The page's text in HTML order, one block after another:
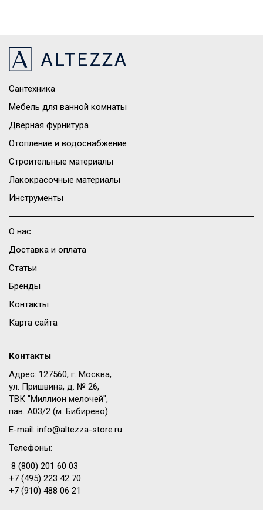
Сантехника
Мебель для ванной комнаты
Дверная фурнитура
Отопление и водоснабжение
Строительные материалы
Лакокрасочные материалы
Инструменты
О нас
Доставка и оплата
Статьи
Бренды
Контакты
Карта сайта
Контакты
Адрес: 127560, г. Москва,
ул. Пришвина, д. № 26,
ТВК "Миллион мелочей",
пав. A03/2 (м. Бибирево)
E-mail: info@altezza-store.ru
Телефоны:
8 (800) 201 60 03
+7 (495) 223 42 70
+7 (910) 488 06 21